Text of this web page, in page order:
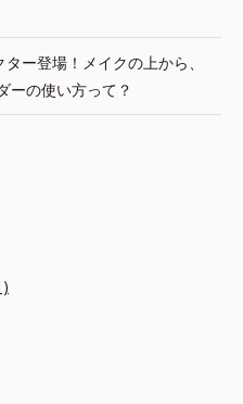
ー登場！メイクの上から、
ーの使い方って？